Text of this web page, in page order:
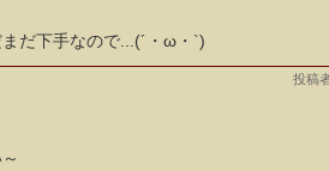
だ下手なので...(´・ω・`)
投稿